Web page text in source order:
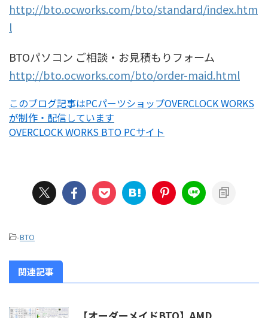
http://bto.ocworks.com/bto/standard/index.htm
l
BTOパソコン ご相談・お見積もりフォーム
http://bto.ocworks.com/bto/order-maid.html
このブログ記事はPCパーツショップOVERCLOCK WORKS
が制作・配信しています
OVERCLOCK WORKS BTO PCサイト
-BTO
関連記事